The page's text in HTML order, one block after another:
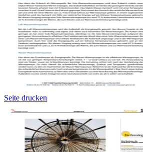
Seite drucken